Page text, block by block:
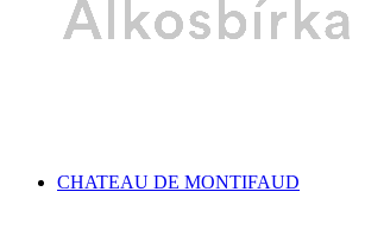
CHATEAU DE MONTIFAUD